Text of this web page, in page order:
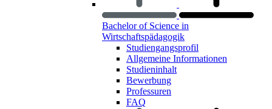
Bachelor of Science in
Wirtschaftspädagogik
Studiengangsprofil
Allgemeine Informationen
Studieninhalt
Bewerbung
Professuren
FAQ